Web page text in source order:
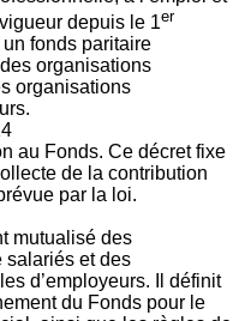
depuis le 1er
fonds paritaire
organisations
organisations
au Fonds. Ce décret fixe
de la contribution
par la loi.
mutualisé des
salariés et des
d’employeurs. Il définit
du Fonds pour le